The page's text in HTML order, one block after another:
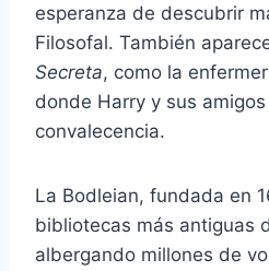
esperanza de descubrir
Filosofal. También
Secreta, como la
donde Harry y sus
convalecencia.
La Bodleian, fundada en
bibliotecas más antiguas
albergando millones de